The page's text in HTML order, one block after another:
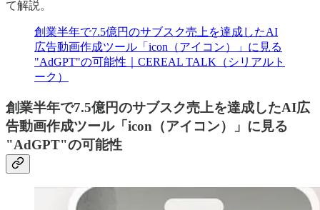
て解説。
創業半年で7.5億円のサブスク売上を達成したAI
広告動画作成ツール「icon（アイコン）」に見る
"AdGPT"の可能性｜CEREAL TALK（シリアルト
ーク）
創業半年で7.5億円のサブスク売上を達成したAI広
告動画作成ツール「icon（アイコン）」に見る
"AdGPT"の可能性